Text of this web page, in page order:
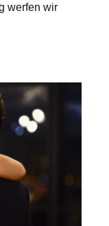
werfen wir